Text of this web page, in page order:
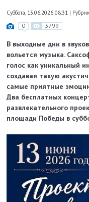
Суббота, 13.06.2026 08:31 |
0 3799
В выходные дни в
вольется музыка.
голос как уникальный
создавая такую
самые приятные
Два бесплатных
развлекательного
площади Победы в